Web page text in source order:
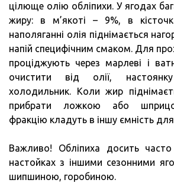
цілюще олію обліпихи. У ягодах
жиру: в м’якоті – 9%, в
наполяганні олія піднімається
напій специфічним смаком. Для
проціджують через марлеві і
очистити від олії,
холодильник. Коли жир
прибрати ложкою або
фракцію кладуть в іншу ємність для
Важливо! Обліпиха досить
настойках з іншими сезонними
шипшиною, горобиною.